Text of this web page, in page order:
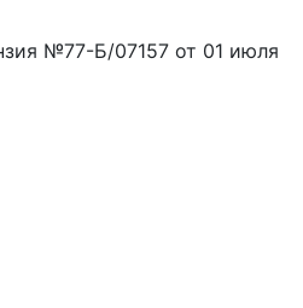
№77-Б/07157 от 01 июля